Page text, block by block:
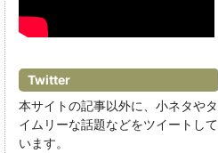
Twitter
本サイトの記事以外に、小ネタやタ
イムリーな話題などをツイートして
います。